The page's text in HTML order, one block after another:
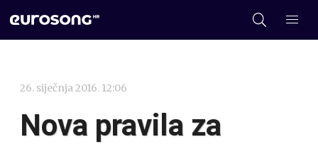
26. siječnja 2016. 12:06
Nova pravila za